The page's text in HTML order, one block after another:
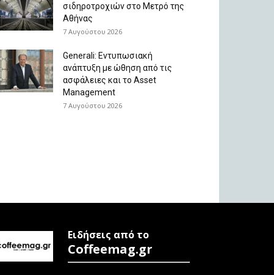
σιδηροτροχιών στο Μετρό της
Αθήνας
7 Αυγούστου 2026
Generali: Eντυπωσιακή
ανάπτυξη με ώθηση από τις
ασφάλειες και το Asset
Management
7 Αυγούστου 2026
Ειδήσεις από το
Coffeemag.gr